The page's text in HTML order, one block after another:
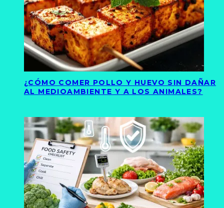
¿CÓMO COMER POLLO Y HUEVO SIN DAÑAR
AL MEDIOAMBIENTE Y A LOS ANIMALES?